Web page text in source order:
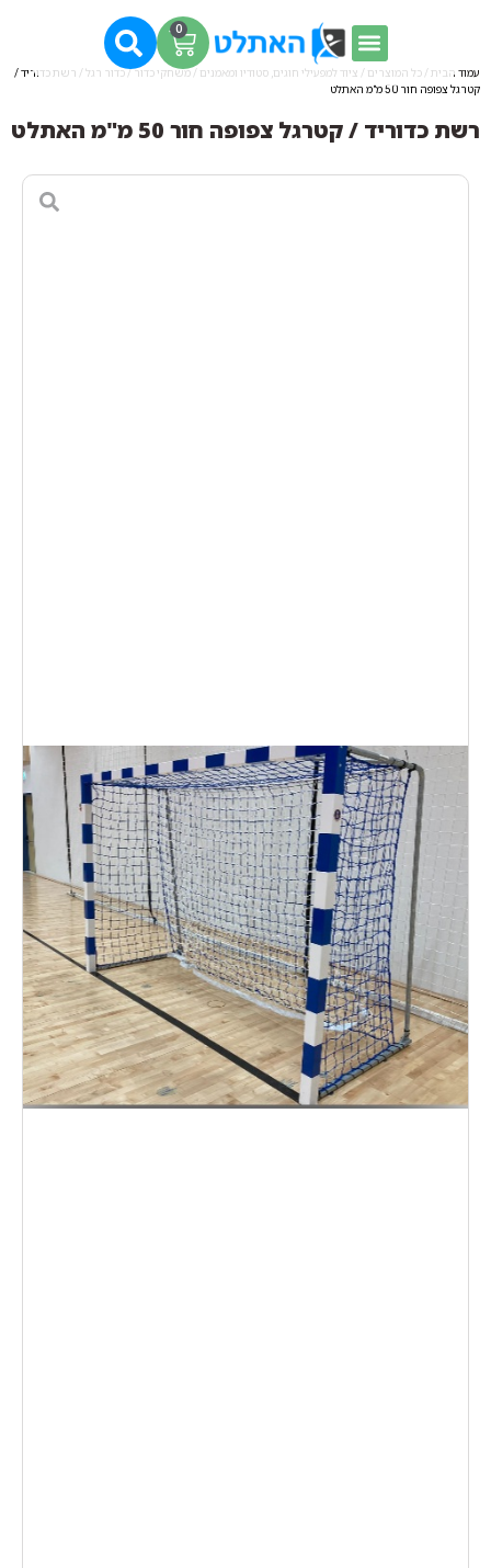
0
עמוד הבית / כל המוצרים / ציוד למפעילי חוגים, סטודיו ומאמנים / משחקי כדור/כדור רגל/ רשת כדוריד /
קטרגל צפופה חור 50 מ"מ האתלט
רשת כדוריד / קטרגל צפופה חור 50 מ"מ האתלט